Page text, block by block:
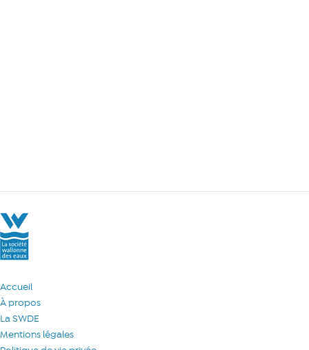
La Société Wallonne des Eaux
Accueil
À propos
La SWDE
Mentions légales